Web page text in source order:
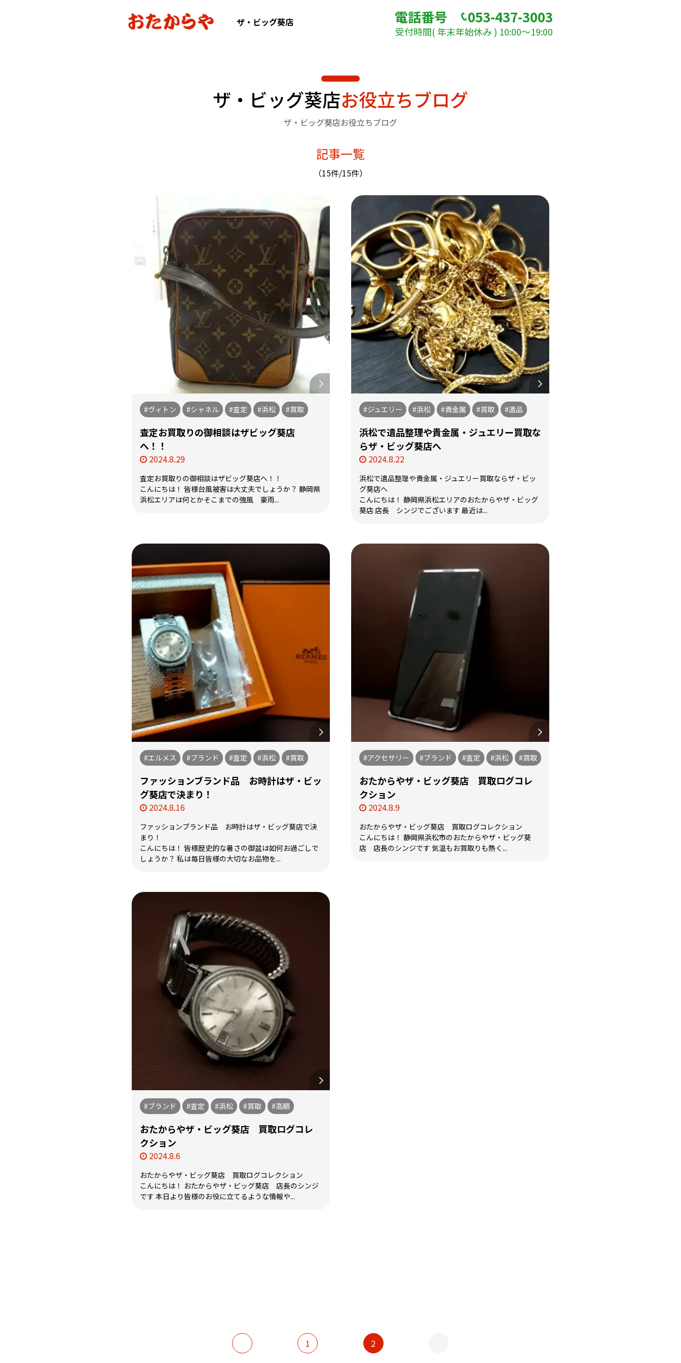
ザ・ビッグ葵店 電話番号 053-437-3003
受付時間( 年末年始休み ) 10:00～19:00
ザ・ビッグ葵店お役立ちブログ
ザ・ビッグ葵店お役立ちブログ
記事一覧
（15件/15件）
#ヴィトン #シャネル #査定 #浜松 #買取
査定お買取りの御相談はザビッグ葵店
へ！！
2024.8.29
査定お買取りの御相談はザビッグ葵店へ！！
こんにちは！ 皆様台風被害は大丈夫でしょうか？ 静岡県
浜松エリアは何とかそこまでの強風 豪雨...
#ジュエリー #浜松 #貴金属 #買取 #遺品
浜松で遺品整理や貴金属・ジュエリー買取な
らザ・ビッグ葵店へ
2024.8.22
浜松で遺品整理や貴金属・ジュエリー買取ならザ・ビッ
グ葵店へ
こんにちは！ 静岡県浜松エリアのおたからやザ・ビッグ
葵店 店長 シンジでございます 最近は...
#エルメス #ブランド #査定 #浜松 #買取
ファッションブランド品 お時計はザ・ビッ
グ葵店で決まり！
2024.8.16
ファッションブランド品 お時計はザ・ビッグ葵店で決
まり！
こんにちは！ 皆様歴史的な暑さの御盆は如何お過ごしで
しょうか？ 私は毎日皆様の大切なお品物を...
#アクセサリー #ブランド #査定 #浜松 #買取
おたからやザ・ビッグ葵店 買取ログコレ
クション
2024.8.9
おたからやザ・ビッグ葵店 買取ログコレクション
こんにちは！ 静岡県浜松市のおたからやザ・ビッグ葵
店 店長のシンジです 気温もお買取りも熱く...
#ブランド #査定 #浜松 #買取 #高額
おたからやザ・ビッグ葵店 買取ログコレ
クション
2024.8.6
おたからやザ・ビッグ葵店 買取ログコレクション
こんにちは！ おたからやザ・ビッグ葵店 店長のシンジ
です 本日より皆様のお役に立てるような情報や...
1 2